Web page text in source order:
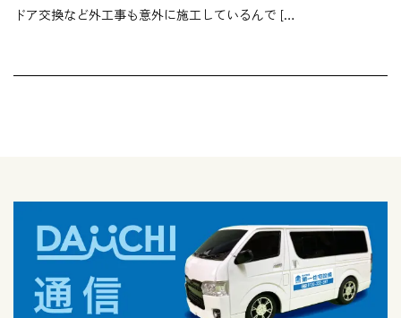
ドア交換など外工事も意外に施工しているんで […